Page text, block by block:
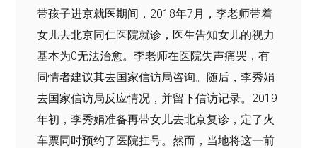
带孩子进京就医期间，2018年7月，李老师带着
女儿去北京同仁医院就诊，医生告知女儿的视力
基本为0无法治愈。李老师在医院失声痛哭，有
同情者建议其去国家信访局咨询。随后，李秀娟
去国家信访局反应情况，并留下信访记录。2019
年初，李秀娟准备再带女儿去北京复诊，定了火
车票同时预约了医院挂号。然而，当地将这一前